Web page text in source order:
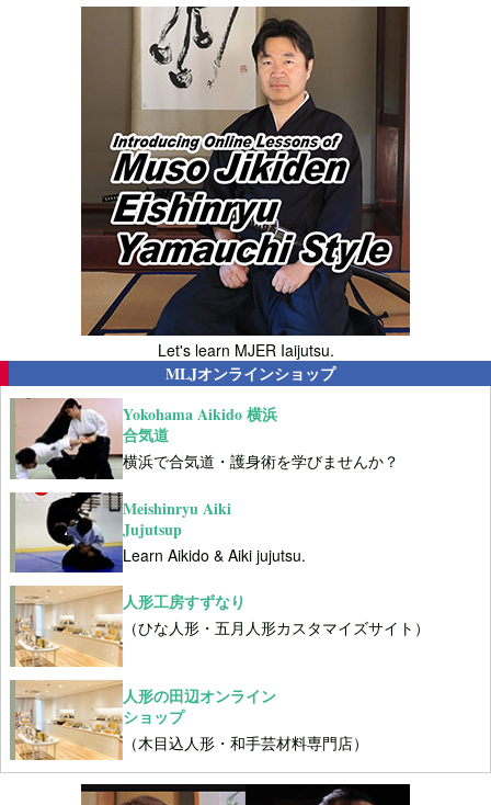
Let's learn MJER Iaijutsu.
MLJオンラインショップ
Yokohama Aikido 横浜
合気道
横浜で合気道・護身術を学びませんか？
Meishinryu Aiki
Jujutsup
Learn Aikido & Aiki jujutsu.
人形工房すずなり
（ひな人形・五月人形カスタマイズサイト）
人形の田辺オンライン
ショップ
（木目込人形・和手芸材料専門店）